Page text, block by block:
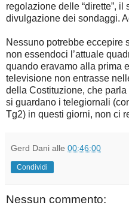
regolazione delle “dirette”,
divulgazione dei sondaggi.
Nessuno potrebbe eccepire
non essendoci l’attuale
quando eravamo alla prima
televisione non entrasse
della Costituzione, che
si guardano i telegiornali
Tg2) in questi giorni, non ci
Gerd Dani alle 00:46:00
Condividi
Nessun commento: